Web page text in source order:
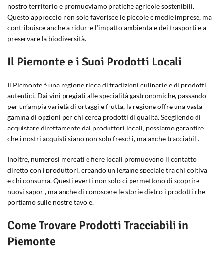
nostro territorio e promuoviamo pratiche agricole sostenibili.
Questo approccio non solo favorisce le piccole e medie imprese, ma
contribuisce anche a ridurre l’impatto ambientale dei trasporti e a
preservare la biodiversità.
Il Piemonte e i Suoi Prodotti Locali
Il Piemonte è una regione ricca di tradizioni culinarie e di prodotti
autentici. Dai vini pregiati alle specialità gastronomiche, passando
per un’ampia varietà di ortaggi e frutta, la regione offre una vasta
gamma di opzioni per chi cerca prodotti di qualità. Scegliendo di
acquistare direttamente dai produttori locali, possiamo garantire
che i nostri acquisti siano non solo freschi, ma anche tracciabili.
Inoltre, numerosi mercati e fiere locali promuovono il contatto
diretto con i produttori, creando un legame speciale tra chi coltiva
e chi consuma. Questi eventi non solo ci permettono di scoprire
nuovi sapori, ma anche di conoscere le storie dietro i prodotti che
portiamo sulle nostre tavole.
Come Trovare Prodotti Tracciabili in
Piemonte